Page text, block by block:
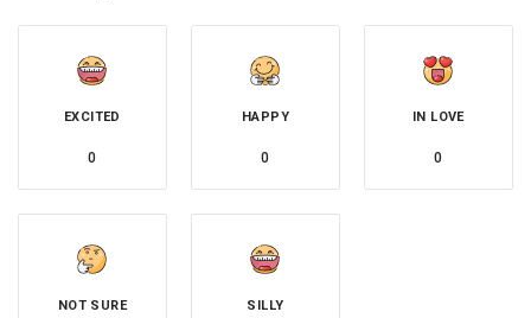
EXCITED
0
HAPPY
0
IN LOVE
0
NOT SURE SILLY